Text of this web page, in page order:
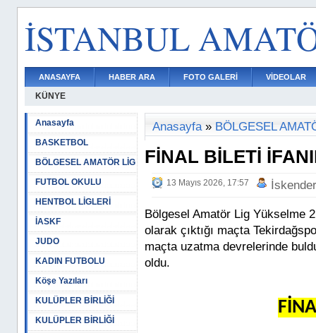
İSTANBUL
ANASAYFA HABER ARA FOTO GALERİ VİDEOLAR
KÜNYE
Anasayfa
BASKETBOL
BÖLGESEL AMATÖR LİG
FUTBOL OKULU
HENTBOL LİGLERİ
İASKF
JUDO
KADIN FUTBOLU
Köşe Yazıları
KULÜPLER BİRLİĞİ
KULÜPLER BİRLİĞİ
Anasayfa» BÖLGESEL
FİNAL BİLETİ
13 Mayıs 2026, 17:57
Bölgesel Amatör Lig Yükselme
olarak çıktığı maçta
maçta uzatma devrelerinde
oldu.